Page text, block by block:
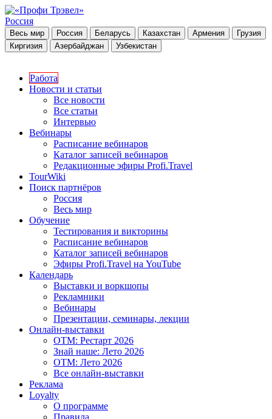
Россия
Весь мир Россия Беларусь Казахстан Армения
Грузия
Киргизия
Азербайджан Узбекистан
Работа
Новости и статьи
Все новости
Все статьи
Интервью
Вебинары
Расписание вебинаров
Каталог записей вебинаров
Редакционные эфиры Profi.Travel
TourWiki
Поиск партнёров
Россия
Весь мир
Обучение
Тестирования и викторины
Расписание вебинаров
Каталог записей вебинаров
Эфиры Profi.Travel на YouTube
Календарь
Выставки и воркшопы
Рекламники
Вебинары
Презентации, семинары, лекции
Онлайн-выставки
OTM: Рестарт 2026
Знай наше: Лето 2026
OTM: Лето 2026
Все онлайн-выставки
Реклама
Loyalty
О программе
Правила